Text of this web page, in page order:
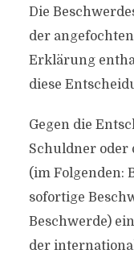
Die
der
Erklärung
diese
Gegen die
Schuldner oder
(im Folgenden:
sofortige
Beschwerde)
der